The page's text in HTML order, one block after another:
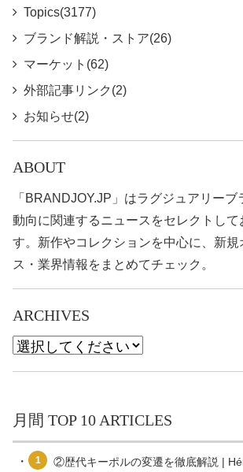
Topics(3177)
ブランド解説・ストア(26)
マーケット(62)
外部記事リンク(2)
お知らせ(2)
ABOUT
「BRANDJOY.JP」はラグジュアリー
動向に関連するニュースをセレクトして
す。新作やコレクションを中心に、新規
ス・業界情報をまとめてチェック。
ARCHIVES
月間 TOP 10 ARTICLES
1 ②歴代キーポルの変遷を徹底解説 |